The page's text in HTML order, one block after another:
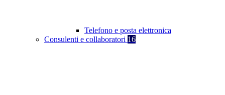
Telefono e posta elettronica
Consulenti e collaboratori 16